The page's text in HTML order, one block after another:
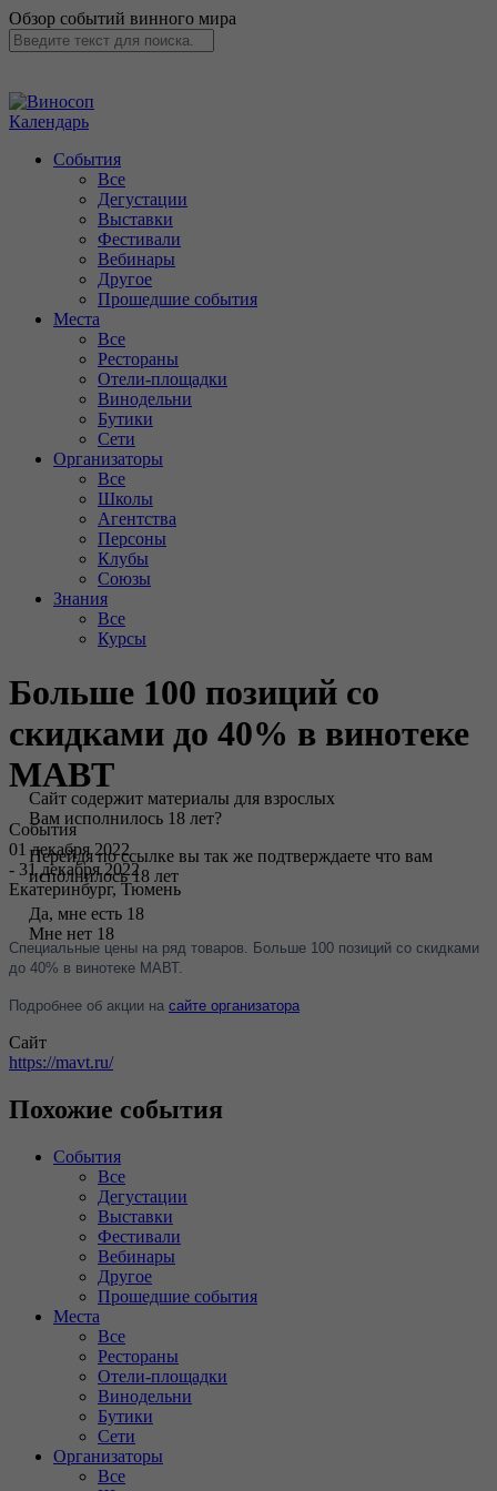
Обзор событий винного мира
Календарь
События
Все
Дегустации
Выставки
Фестивали
Вебинары
Другое
Прошедшие события
Места
Все
Рестораны
Отели-площадки
Винодельни
Бутики
Сети
Организаторы
Все
Школы
Агентства
Персоны
Клубы
Союзы
Знания
Все
Курсы
Больше 100 позиций со
скидками до 40% в винотеке
МАВТ
События
01 декабря 2022
- 31 декабря 2022
Екатеринбург, Тюмень
Специальные цены на ряд товаров. Больше 100 позиций со скидками
до 40% в винотеке МАВТ.
Подробнее об акции на сайте организатора
Сайт
https://mavt.ru/
Похожие события
События
Все
Дегустации
Выставки
Фестивали
Вебинары
Другое
Прошедшие события
Места
Все
Рестораны
Отели-площадки
Винодельни
Бутики
Сети
Организаторы
Все
Сайт содержит материалы для взрослых
Вам исполнилось 18 лет?
Перейдя по ссылке вы так же подтверждаете что вам
исполнилось 18 лет
Да, мне есть 18
Мне нет 18